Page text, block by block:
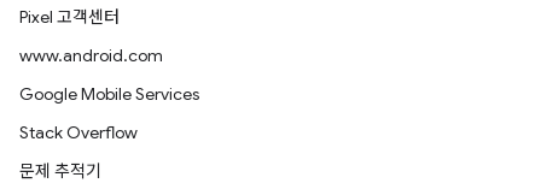
Pixel 고객센터
www.android.com
Google Mobile Services
Stack Overflow
문제 추적기